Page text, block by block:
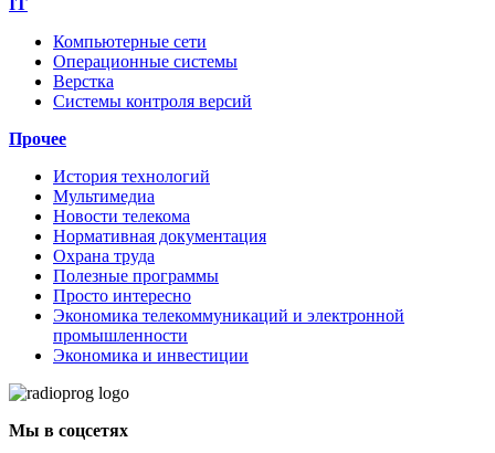
IT
Компьютерные сети
Операционные системы
Верстка
Системы контроля версий
Прочее
История технологий
Мультимедиа
Новости телекома
Нормативная документация
Охрана труда
Полезные программы
Просто интересно
Экономика телекоммуникаций и электронной
промышленности
Экономика и инвестиции
Мы в соцсетях